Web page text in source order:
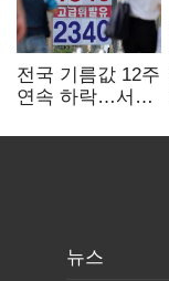
전국 기름값 12주
연속 하락…서울
뉴스